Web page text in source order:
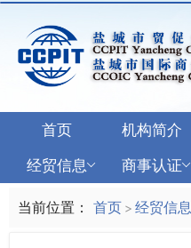
首页 机构简介
经贸信息
商事认证
当前位置： 首页 > 经贸信息